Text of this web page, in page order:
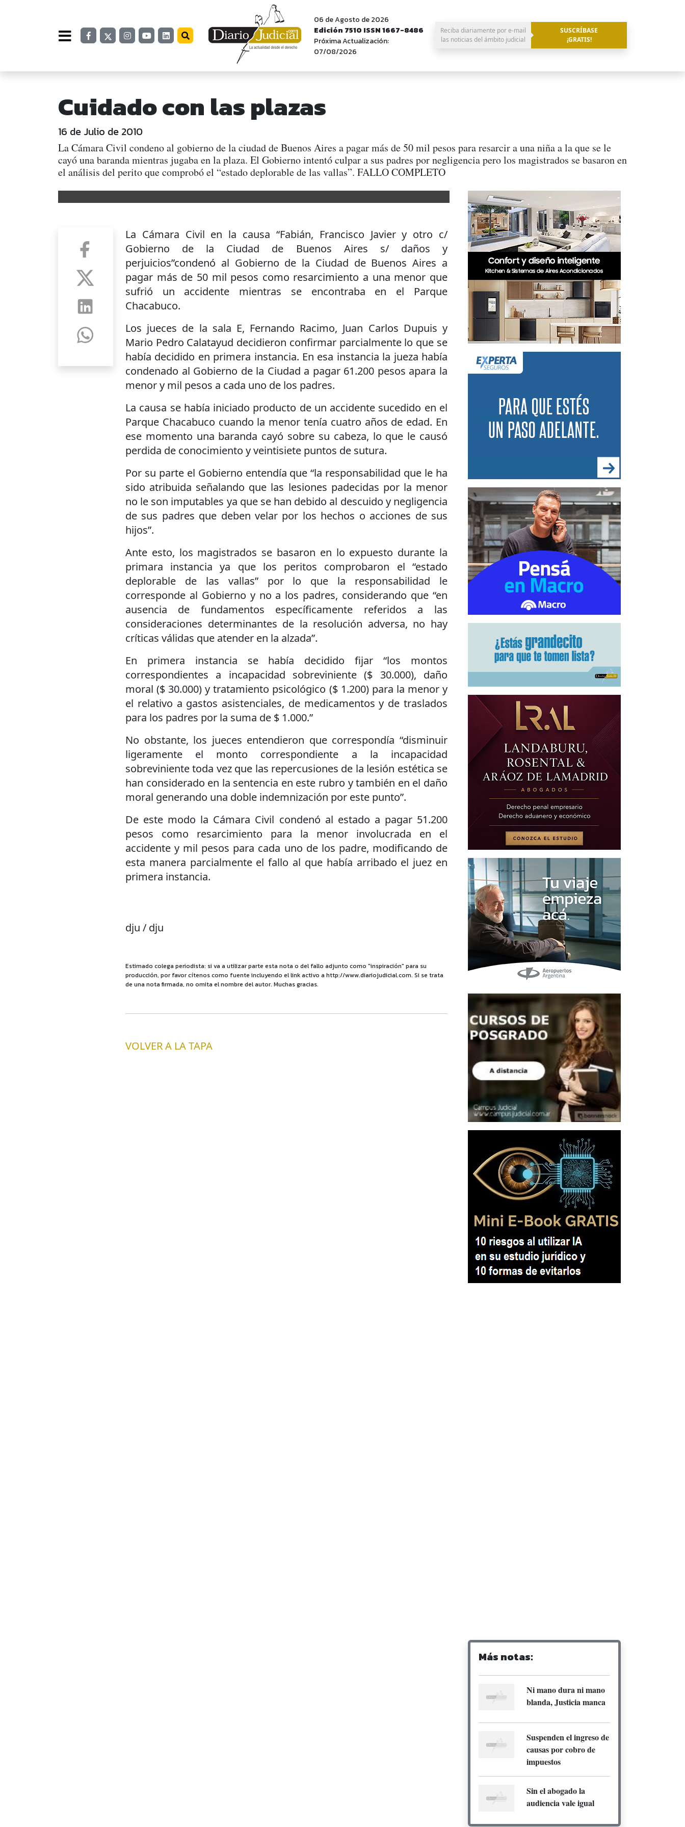
06 de Agosto de 2026
Edición 7510 ISSN 1667-8486
Próxima Actualización:
07/08/2026
Reciba diariamente por e-mail
las noticias del ámbito judicial
SUSCRÍBASE
¡GRATIS!
Cuidado con las plazas
16 de Julio de 2010
La Cámara Civil condeno al gobierno de la ciudad de Buenos Aires a pagar más de 50 mil pesos para resarcir a una niña a la que se le
cayó una baranda mientras jugaba en la plaza. El Gobierno intentó culpar a sus padres por negligencia pero los magistrados se basaron en
el análisis del perito que comprobó el “estado deplorable de las vallas”. FALLO COMPLETO
La Cámara Civil en la causa “Fabián, Francisco Javier y otro c/
Gobierno de la Ciudad de Buenos Aires s/ daños y
perjuicios”condenó al Gobierno de la Ciudad de Buenos Aires a
pagar más de 50 mil pesos como resarcimiento a una menor que
sufrió un accidente mientras se encontraba en el Parque
Chacabuco.
Los jueces de la sala E, Fernando Racimo, Juan Carlos Dupuis y
Mario Pedro Calatayud decidieron confirmar parcialmente lo que se
había decidido en primera instancia. En esa instancia la jueza había
condenado al Gobierno de la Ciudad a pagar 61.200 pesos apara la
menor y mil pesos a cada uno de los padres.
La causa se había iniciado producto de un accidente sucedido en el
Parque Chacabuco cuando la menor tenía cuatro años de edad. En
ese momento una baranda cayó sobre su cabeza, lo que le causó
perdida de conocimiento y veintisiete puntos de sutura.
Por su parte el Gobierno entendía que “la responsabilidad que le ha
sido atribuida señalando que las lesiones padecidas por la menor
no le son imputables ya que se han debido al descuido y negligencia
de sus padres que deben velar por los hechos o acciones de sus
hijos”.
Ante esto, los magistrados se basaron en lo expuesto durante la
primara instancia ya que los peritos comprobaron el “estado
deplorable de las vallas” por lo que la responsabilidad le
corresponde al Gobierno y no a los padres, considerando que “en
ausencia de fundamentos específicamente referidos a las
consideraciones determinantes de la resolución adversa, no hay
críticas válidas que atender en la alzada”.
En primera instancia se había decidido fijar “los montos
correspondientes a incapacidad sobreviniente ($ 30.000), daño
moral ($ 30.000) y tratamiento psicológico ($ 1.200) para la menor y
el relativo a gastos asistenciales, de medicamentos y de traslados
para los padres por la suma de $ 1.000.”
No obstante, los jueces entendieron que correspondía “disminuir
ligeramente el monto correspondiente a la incapacidad
sobreviniente toda vez que las repercusiones de la lesión estética se
han considerado en la sentencia en este rubro y también en el daño
moral generando una doble indemnización por este punto”.
De este modo la Cámara Civil condenó al estado a pagar 51.200
pesos como resarcimiento para la menor involucrada en el
accidente y mil pesos para cada uno de los padre, modificando de
esta manera parcialmente el fallo al que había arribado el juez en
primera instancia.
dju / dju
Estimado colega periodista: si va a utilizar parte esta nota o del fallo adjunto como "inspiración" para su
producción, por favor cítenos como fuente incluyendo el link activo a http://www.diariojudicial.com. Si se trata
de una nota firmada, no omita el nombre del autor. Muchas gracias.
VOLVER A LA TAPA
Más notas:
Ni mano dura ni mano
blanda, Justicia manca
Suspenden el ingreso de
causas por cobro de
impuestos
Sin el abogado la
audiencia vale igual